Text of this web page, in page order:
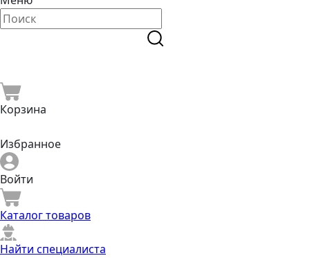
Корзина
Избранное
Войти
Каталог товаров
Найти специалиста